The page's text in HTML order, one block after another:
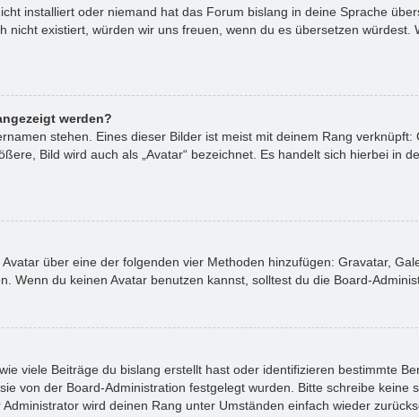
installiert oder niemand hat das Forum bislang in deine Sprache
nicht existiert, würden wir uns freuen, wenn du es übersetzen
werden?
stehen. Eines dieser Bilder ist meist mit deinem Rang
Bild wird auch als „Avatar“ bezeichnet. Es handelt sich hierbei in
über eine der folgenden vier Methoden hinzufügen: Gravatar,
Wenn du keinen Avatar benutzen kannst, solltest du die Board-
viele Beiträge du bislang erstellt hast oder identifizieren bestimmte
von der Board-Administration festgelegt wurden. Bitte schreibe
wird deinen Rang unter Umständen einfach wieder